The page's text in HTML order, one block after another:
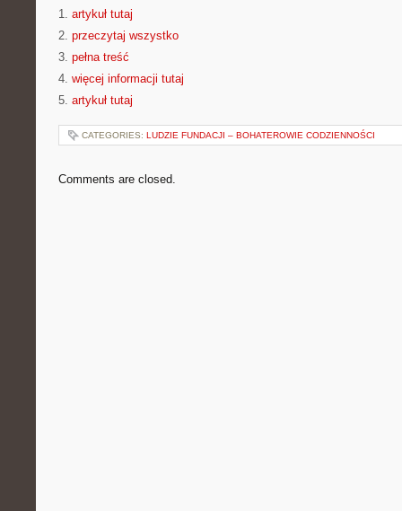
1. artykuł tutaj
2. przeczytaj wszystko
3. pełna treść
4. więcej informacji tutaj
5. artykuł tutaj
CATEGORIES: LUDZIE FUNDACJI – BOHATEROWIE CODZIENNOŚCI
Comments are closed.